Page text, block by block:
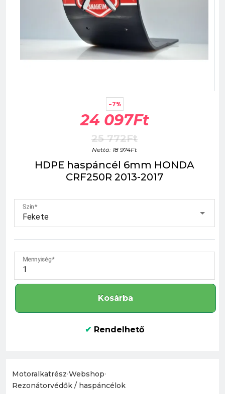
-7%
24 097Ft
25 772Ft
Nettó: 18 974Ft
HDPE haspáncél 6mm HONDA
CRF250R 2013-2017
Szín
Fekete
Mennyiség
Kosárba
✔ Rendelhető
Motoralkatrész›Webshop›
Rezonátorvédők / haspáncélok